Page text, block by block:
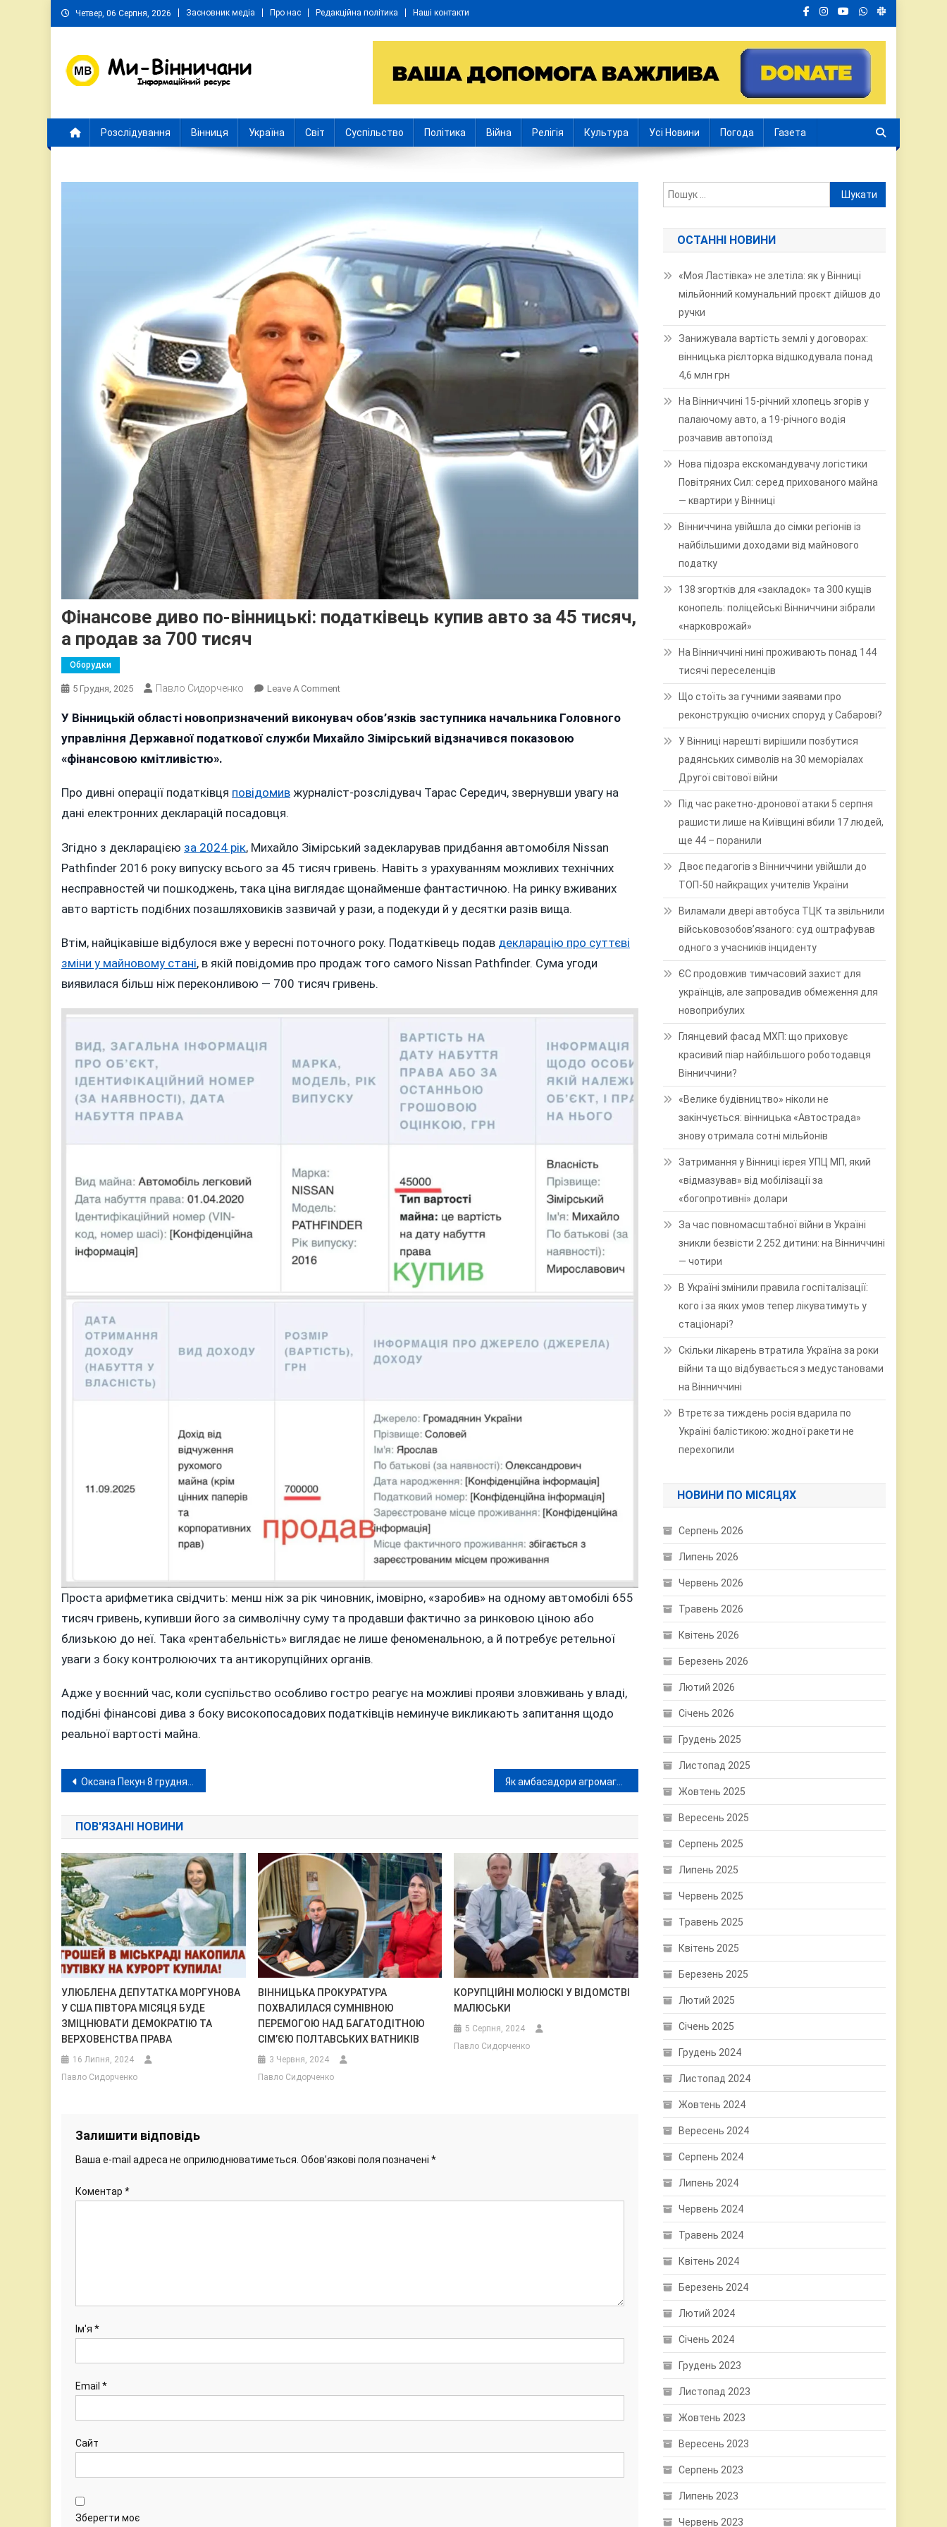
Skip
to
Четвер, 06 Серпня, 2026 Засновник медіа Про нас Редакційна політика Наші контакти
Розслідування Вінниця Україна Світ Суспільство Політика Війна Релігія Культура Усі Новини Погода Газета
Фінансове диво по-вінницькі: податківець купив авто за 45 тисяч,
а продав за 700 тисяч
Оборудки
5 Грудня, 2025 Павло Сидорченко Leave A CommentOn
Диво
По-
Авто
Тисяч,
А
700
У Вінницькій області новопризначений виконувач обов’язків заступника начальника Головного
управління Державної податкової служби Михайло Зімірський відзначився показовою
«фінансовою кмітливістю».
Про дивні операції податківця повідомив журналіст-розслідувач Тарас Середич, звернувши увагу на
дані електронних декларацій посадовця.
Згідно з декларацією за 2024 рік, Михайло Зімірський задекларував придбання автомобіля Nissan
Pathfinder 2016 року випуску всього за 45 тисяч гривень. Навіть з урахуванням можливих технічних
несправностей чи пошкоджень, така ціна виглядає щонайменше фантастичною. На ринку вживаних
авто вартість подібних позашляховиків зазвичай у рази, а подекуди й у десятки разів вища.
Втім, найцікавіше відбулося вже у вересні поточного року. Податківець подав декларацію про суттєві
зміни у майновому стані, в якій повідомив про продаж того самого Nissan Pathfinder. Сума угоди
виявилася більш ніж переконливою — 700 тисяч гривень.
Проста арифметика свідчить: менш ніж за рік чиновник, імовірно, «заробив» на одному автомобілі 655
тисяч гривень, купивши його за символічну суму та продавши фактично за ринковою ціною або
близькою до неї. Така «рентабельність» виглядає не лише феноменальною, а й потребує ретельної
уваги з боку контролюючих та антикорупційних органів.
Адже у воєнний час, коли суспільство особливо гостро реагує на можливі прояви зловживань у владі,
подібні фінансові дива з боку високопосадових податківців неминуче викликають запитання щодо
реальної вартості майна.
Навігація
записів
Оксана Пекун 8 грудня у Вінниці у виставі «Вечори на хуторі поблизу Диканьки»: «Веземо вам позитив і українство!»
ПОВ'ЯЗАНІ НОВИНИ
УЛЮБЛЕНА ДЕПУТАТКА МОРГУНОВА
У США ПІВТОРА МІСЯЦЯ БУДЕ
ЗМІЦНЮВАТИ ДЕМОКРАТІЮ ТА
ВЕРХОВЕНСТВА ПРАВА
16 Липня, 2024
Павло Сидорченко
ВІННИЦЬКА ПРОКУРАТУРА
ПОХВАЛИЛАСЯ СУМНІВНОЮ
ПЕРЕМОГОЮ НАД БАГАТОДІТНОЮ
СІМ’ЄЮ ПОЛТАВСЬКИХ ВАТНИКІВ
3 Червня, 2024
Павло Сидорченко
КОРУПЦІЙНІ МОЛЮСКІ У ВІДОМСТВІ
МАЛЮСЬКИ
5 Серпня, 2024
Павло Сидорченко
Залишити відповідь
Ваша e-mail адреса не оприлюднюватиметься. Обов’язкові поля позначені *
Коментар *
Ім'я *
Email *
Сайт
Зберегти моє
Пошук:
ОСТАННІ НОВИНИ
«Моя Ластівка» не злетіла: як у Вінниці
мільйонний комунальний проєкт дійшов до
ручки
Занижувала вартість землі у договорах:
вінницька рієлторка відшкодувала понад
4,6 млн грн
На Вінниччині 15-річний хлопець згорів у
палаючому авто, а 19-річного водія
розчавив автопоїзд
Нова підозра екскомандувачу логістики
Повітряних Сил: серед прихованого майна
— квартири у Вінниці
Вінниччина увійшла до сімки регіонів із
найбільшими доходами від майнового
податку
138 згортків для «закладок» та 300 кущів
конопель: поліцейські Вінниччини зібрали
«нарковрожай»
На Вінниччині нині проживають понад 144
тисячі переселенців
Що стоїть за гучними заявами про
реконструкцію очисних споруд у Сабарові?
У Вінниці нарешті вирішили позбутися
радянських символів на 30 меморіалах
Другої світової війни
Під час ракетно-дронової атаки 5 серпня
рашисти лише на Київщині вбили 17 людей,
ще 44 – поранили
Двоє педагогів з Вінниччини увійшли до
ТОП-50 найкращих учителів України
Виламали двері автобуса ТЦК та звільнили
військовозобов’язаного: суд оштрафував
одного з учасників інциденту
ЄС продовжив тимчасовий захист для
українців, але запровадив обмеження для
новоприбулих
Глянцевий фасад МХП: що приховує
красивий піар найбільшого роботодавця
Вінниччини?
«Велике будівництво» ніколи не
закінчується: вінницька «Автострада»
знову отримала сотні мільйонів
Затримання у Вінниці ієрея УПЦ МП, який
«відмазував» від мобілізації за
«богопротивні» долари
За час повномасштабної війни в Україні
зникли безвісти 2 252 дитини: на Вінниччині
— чотири
В Україні змінили правила госпіталізації:
кого і за яких умов тепер лікуватимуть у
стаціонарі?
Скільки лікарень втратила Україна за роки
війни та що відбувається з медустановами
на Вінниччині
Втретє за тиждень росія вдарила по
Україні балістикою: жодної ракети не
перехопили
НОВИНИ ПО МІСЯЦЯХ
Серпень 2026
Липень 2026
Червень 2026
Травень 2026
Квітень 2026
Березень 2026
Лютий 2026
Січень 2026
Грудень 2025
Листопад 2025
Жовтень 2025
Вересень 2025
Серпень 2025
Липень 2025
Червень 2025
Травень 2025
Квітень 2025
Березень 2025
Лютий 2025
Січень 2025
Грудень 2024
Листопад 2024
Жовтень 2024
Вересень 2024
Серпень 2024
Липень 2024
Червень 2024
Травень 2024
Квітень 2024
Березень 2024
Лютий 2024
Січень 2024
Грудень 2023
Листопад 2023
Жовтень 2023
Вересень 2023
Серпень 2023
Липень 2023
Червень 2023